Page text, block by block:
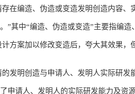
编造、伪造或变造发明创造内容、
”其中“编造、伪造或变造”主要指编
方案加以修改变造后，夸大其效果，
明创造与申请人、发明人实际研发
申请人、发明人的实际研发能力及资